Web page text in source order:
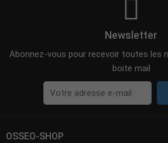
Newsletter
Abonnez-vous pour recevoir toutes les
boite mail
OSSEO-SHOP